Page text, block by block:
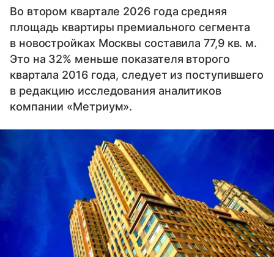
Во втором квартале 2026 года средняя
площадь квартиры премиального сегмента
в новостройках Москвы составила 77,9 кв. м.
Это на 32% меньше показателя второго
квартала 2016 года, следует из поступившего
в редакцию исследования аналитиков
компании «Метриум».